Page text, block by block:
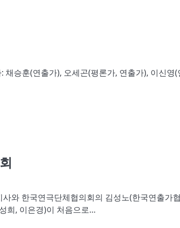
승훈(연출가), 오세곤(평론가, 연출가), 이신영(
와 한국연극단체협의회의 김성노(한국연출가
희, 이은경)이 처음으로…